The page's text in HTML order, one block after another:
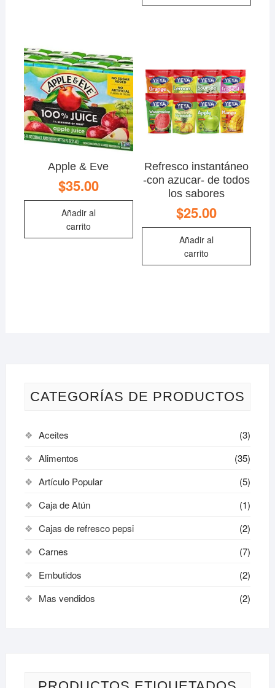
Apple & Eve
$35.00
Añadir al
carrito
Refresco instantáneo
-con azucar- de todos
los sabores
$25.00
Añadir al
carrito
CATEGORÍAS DE PRODUCTOS
Aceites
(3)
Alimentos
(35)
Artículo Popular
(5)
Caja de Atún
(1)
Cajas de refresco pepsi
(2)
Carnes
(7)
Embutidos
(2)
Mas vendidos
(2)